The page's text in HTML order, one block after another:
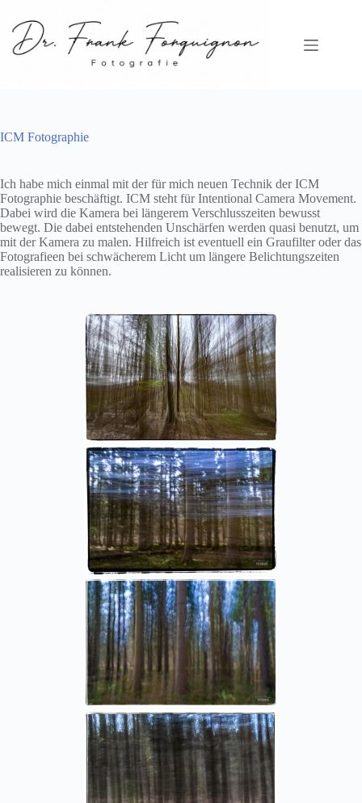
Inhalt
springen
ICM Fotographie
Ich habe mich einmal mit der für mich neuen Technik der ICM
Fotographie beschäftigt. ICM steht für Intentional Camera Movement.
Dabei wird die Kamera bei längerem Verschlusszeiten bewusst
bewegt. Die dabei entstehenden Unschärfen werden quasi benutzt, um
mit der Kamera zu malen. Hilfreich ist eventuell ein Graufilter oder das
Fotografieen bei schwächerem Licht um längere Belichtungszeiten
realisieren zu können.